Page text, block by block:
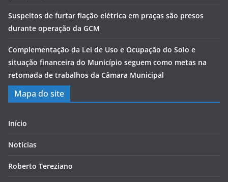
Suspeitos de furtar fiação elétrica em praças são presos
durante operação da GCM
Complementação da Lei de Uso e Ocupação do Solo e
situação financeira do Município seguem como metas na
retomada de trabalhos da Câmara Municipal
Mapa do site
Início
Notícias
Roberto Tereziano